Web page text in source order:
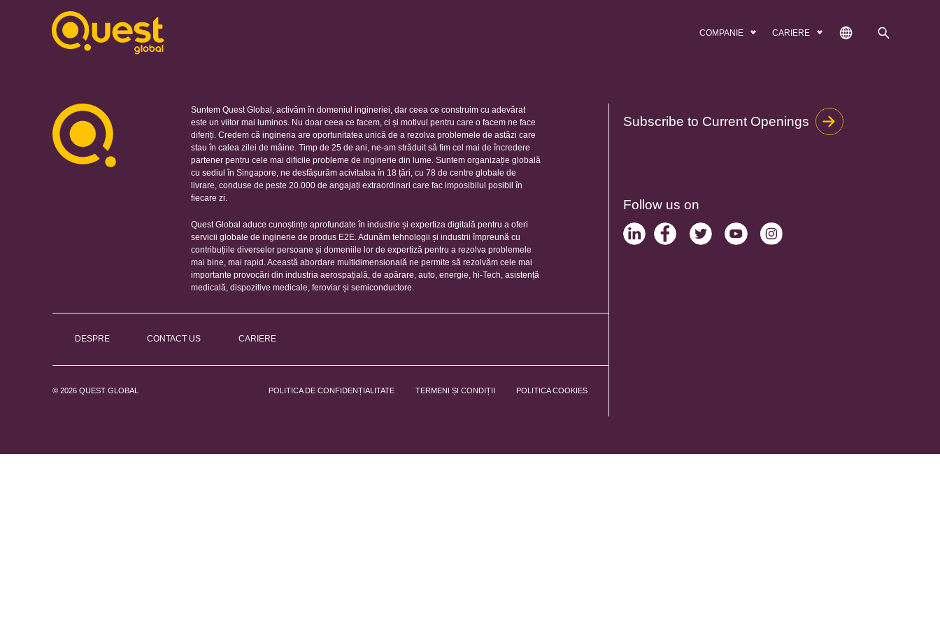
COMPANIE CARIERE
Subscribe to Current Openings
Follow us on
Suntem Quest Global, activăm în domeniul ingineriei, dar ceea ce construim cu adevărat
este un viitor mai luminos. Nu doar ceea ce facem, ci și motivul pentru care o facem ne face
diferiți. Credem că ingineria are oportunitatea unică de a rezolva problemele de astăzi care
stau în calea zilei de mâine. Timp de 25 de ani, ne-am străduit să fim cel mai de încredere
partener pentru cele mai dificile probleme de inginerie din lume. Suntem organizație globală
cu sediul în Singapore, ne desfășurăm acivitatea în 18 țări, cu 78 de centre globale de
livrare, conduse de peste 20.000 de angajați extraordinari care fac imposibilul posibil în
fiecare zi.
Quest Global aduce cunoștințe aprofundate în industrie și expertiza digitală pentru a oferi
servicii globale de inginerie de produs E2E. Adunăm tehnologii și industrii împreună cu
contribuțiile diverselor persoane și domeniile lor de expertiză pentru a rezolva problemele
mai bine, mai rapid. Această abordare multidimensională ne permite să rezolvăm cele mai
importante provocări din industria aerospațială, de apărare, auto, energie, hi-Tech, asistență
medicală, dispozitive medicale, feroviar și semiconductore.
DESPRE CONTACT US CARIERE
POLITICA DE CONFIDENȚIALITATE TERMENI ȘI CONDIȚII POLITICA COOKIES
© 2026 QUEST GLOBAL